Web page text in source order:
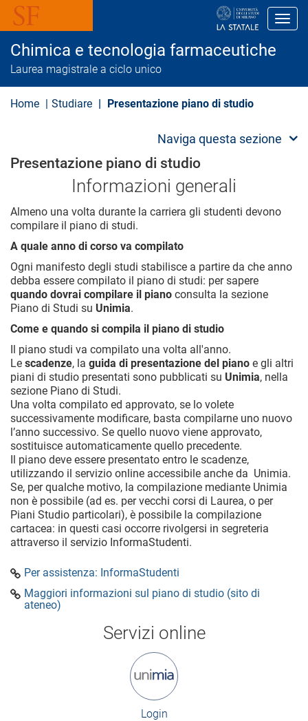
l
c
Chimica e tecnologia farmaceutiche
Laurea magistrale a ciclo unico
Home Studiare Presentazione piano di studio
Naviga questa sezione
Presentazione piano di studio
Informazioni generali
Almeno una volta durante la carriera gli studenti devono
compilare il piano di studi.
A quale anno di corso va compilato
Ogni manifesto degli studi stabilisce a partire da che anno
debba essere compilato il piano di studi: per sapere
quando dovrai compilare il piano consulta la sezione
Piano di Studi su Unimia.
Come e quando si compila il piano di studio
Il piano studi va compilato una volta all'anno.
Le scadenze, la guida di presentazione del piano e gli altri
piani di studio presentati sono pubblicati su Unimia, nella
sezione Piano di Studi.
Una volta compilato ed approvato, se lo volete
successivamente modificare, basta compilarne uno nuovo
l’anno successivo. Se quello nuovo viene approvato,
sostituisce automaticamente quello precedente.
Il piano deve essere presentato entro le scadenze,
utilizzando il servizio online accessibile anche da Unimia.
Se, per qualche motivo, la compilazione mediante Unimia
non è possibile (ad es. per vecchi corsi di Laurea, o per
Piani Studio particolari), è possibile la compilazione
cartacea: in questi casi occorre rivolgersi in segreteria
attraverso il servizio InformaStudenti.
Per assistenza: InformaStudenti
Maggiori informazioni sul piano di studio (sito di
ateneo)
Servizi online
Login